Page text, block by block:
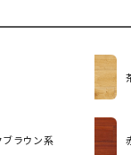
ラウン系